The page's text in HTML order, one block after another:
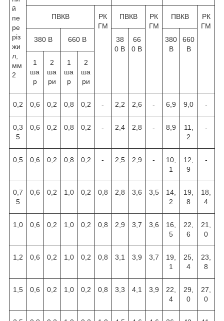
й
пе
ре
різ
жи
л,
мм
2
ПВКВ
РК
ГМ
ПВКВ
РК
ГМ
ПВКВ
РК
ГМ
380 В
660 В
38
0 В
66
0 В
380
В
660
В
1
ша
р
2
ша
ри
1
ша
р
2
ша
ри
0,2 0,6 0,2 0,8 0,2 - 2,2 2,6 - 6,9 9,0 -
0,3
5
0,6 0,2 0,8 0,2 - 2,4 2,8 - 8,9
11,
2
-
0,5 0,6 0,2 0,8 0,2 - 2,5 2,9 -
10,
1
12,
9
-
0,7
5
0,6 0,2 1,0 0,2 0,8 2,8 3,6 3,5
14,
2
19,
8
18,
4
1,0 0,6 0,2 1,0 0,2 0,8 2,9 3,7 3,6
16,
5
22,
6
21,
0
1,2 0,6 0,2 1,0 0,2 0,8 3,1 3,9 3,7
19,
1
25,
4
23,
8
1,5 0,6 0,2 1,0 0,2 0,8 3,3 4,1 3,9
22,
4
29,
0
27,
0